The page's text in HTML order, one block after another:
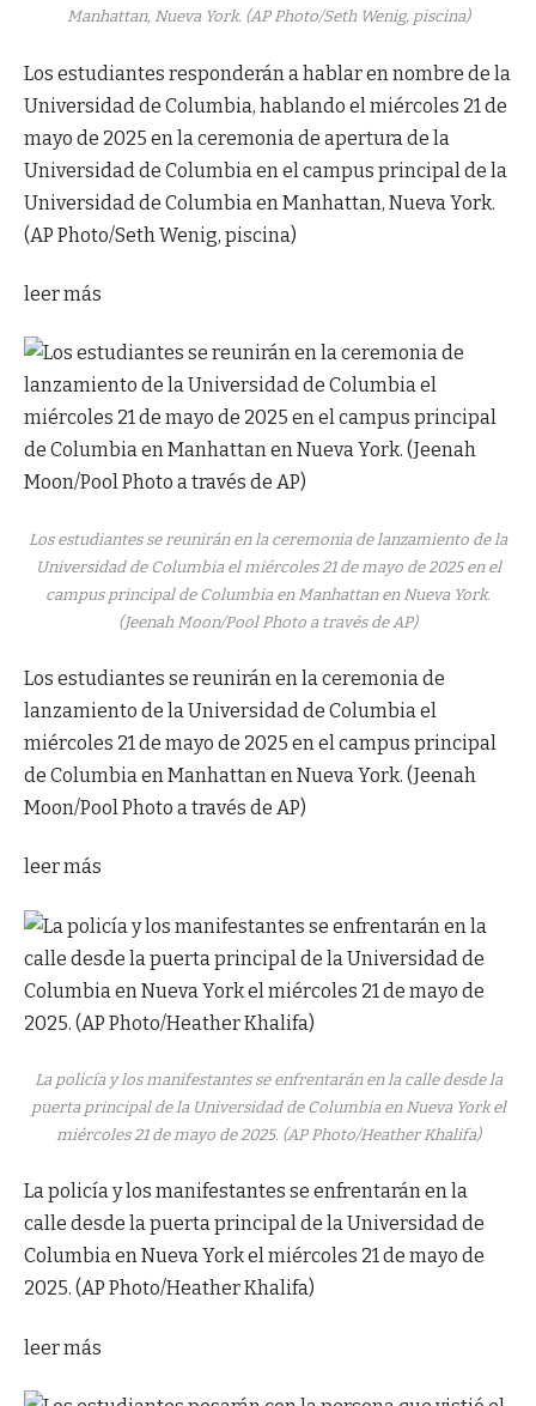
Manhattan, Nueva York. (AP Photo/Seth Wenig, piscina)
Los estudiantes responderán a hablar en nombre de la
Universidad de Columbia, hablando el miércoles 21 de
mayo de 2025 en la ceremonia de apertura de la
Universidad de Columbia en el campus principal de la
Universidad de Columbia en Manhattan, Nueva York.
(AP Photo/Seth Wenig, piscina)
leer más
Los estudiantes se reunirán en la ceremonia de lanzamiento de la
Universidad de Columbia el miércoles 21 de mayo de 2025 en el
campus principal de Columbia en Manhattan en Nueva York.
(Jeenah Moon/Pool Photo a través de AP)
Los estudiantes se reunirán en la ceremonia de
lanzamiento de la Universidad de Columbia el
miércoles 21 de mayo de 2025 en el campus principal
de Columbia en Manhattan en Nueva York. (Jeenah
Moon/Pool Photo a través de AP)
leer más
La policía y los manifestantes se enfrentarán en la calle desde la
puerta principal de la Universidad de Columbia en Nueva York el
miércoles 21 de mayo de 2025. (AP Photo/Heather Khalifa)
La policía y los manifestantes se enfrentarán en la
calle desde la puerta principal de la Universidad de
Columbia en Nueva York el miércoles 21 de mayo de
2025. (AP Photo/Heather Khalifa)
leer más